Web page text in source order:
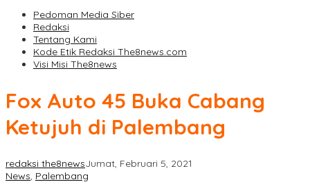
Pedoman Media Siber
Redaksi
Tentang Kami
Kode Etik Redaksi The8news.com
Visi Misi The8news
Fox Auto 45 Buka Cabang
Ketujuh di Palembang
redaksi the8newsJumat, Februari 5, 2021
News, Palembang